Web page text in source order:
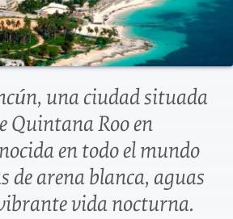
una ciudad situada
Quintana Roo en
en todo el mundo
de arena blanca, aguas
vida nocturna.